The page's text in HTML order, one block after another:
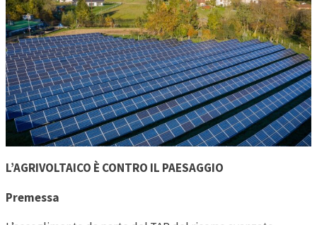
L’AGRIVOLTAICO È CONTRO IL PAESAGGIO
Premessa